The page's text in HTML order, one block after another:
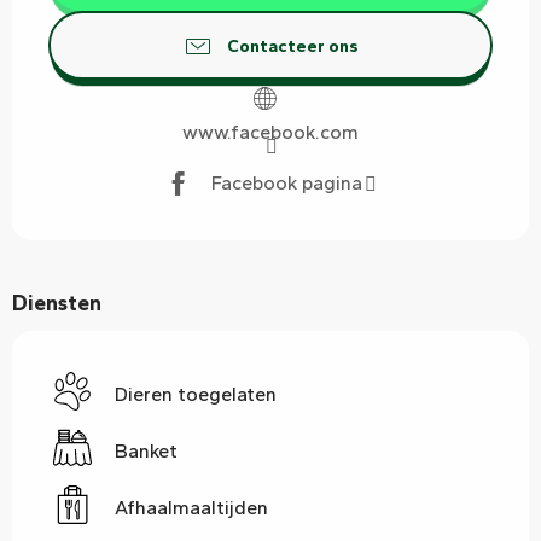
Contacteer ons
www.facebook.com
Facebook pagina
Diensten
Dieren toegelaten
Banket
Afhaalmaaltijden